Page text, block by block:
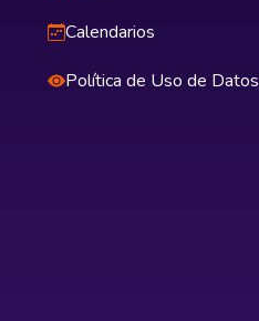
Calendarios
Política de Uso de Datos